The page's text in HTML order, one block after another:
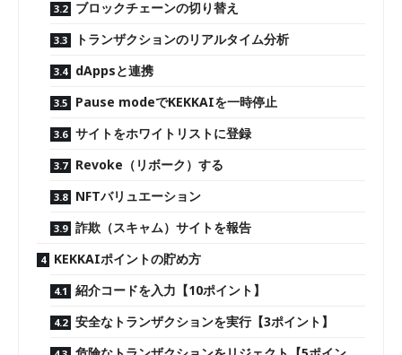
ブロックチェーンの切り替え
トランザクションのリアルタイム分析
dAppsと連携
Pause modeでKEKKAIを一時停止
サイトをホワイトリストに登録
Revoke（リボーク）する
NFTバリュエーション
詐欺（スキャム）サイトを報告
KEKKAIポイントの貯め方
紹介コードを入力【10ポイント】
安全なトランザクションを実行【3ポイント】